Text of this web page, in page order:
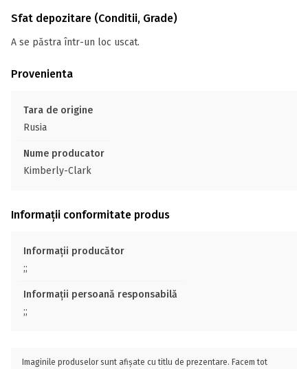
Sfat depozitare (Conditii, Grade)
A se păstra într-un loc uscat.
Provenienta
Tara de origine
Rusia
Nume producator
Kimberly-Clark
Informații conformitate produs
Informații producător
;;
Informații persoană responsabilă
;;
Imaginile produselor sunt afișate cu titlu de prezentare. Facem tot